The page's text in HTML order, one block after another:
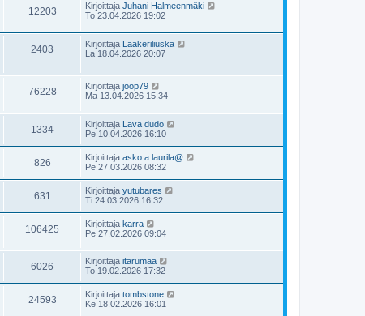
12203 Kirjoittaja Juhani Halmeenmäki
To 23.04.2026 19:02
2403 Kirjoittaja Laakeriliuska
La 18.04.2026 20:07
76228 Kirjoittaja joop79
Ma 13.04.2026 15:34
1334 Kirjoittaja Lava dudo
Pe 10.04.2026 16:10
826 Kirjoittaja asko.a.laurila@
Pe 27.03.2026 08:32
631 Kirjoittaja yutubares
Ti 24.03.2026 16:32
106425 Kirjoittaja karra
Pe 27.02.2026 09:04
6026 Kirjoittaja itarumaa
To 19.02.2026 17:32
24593 Kirjoittaja tombstone
Ke 18.02.2026 16:01